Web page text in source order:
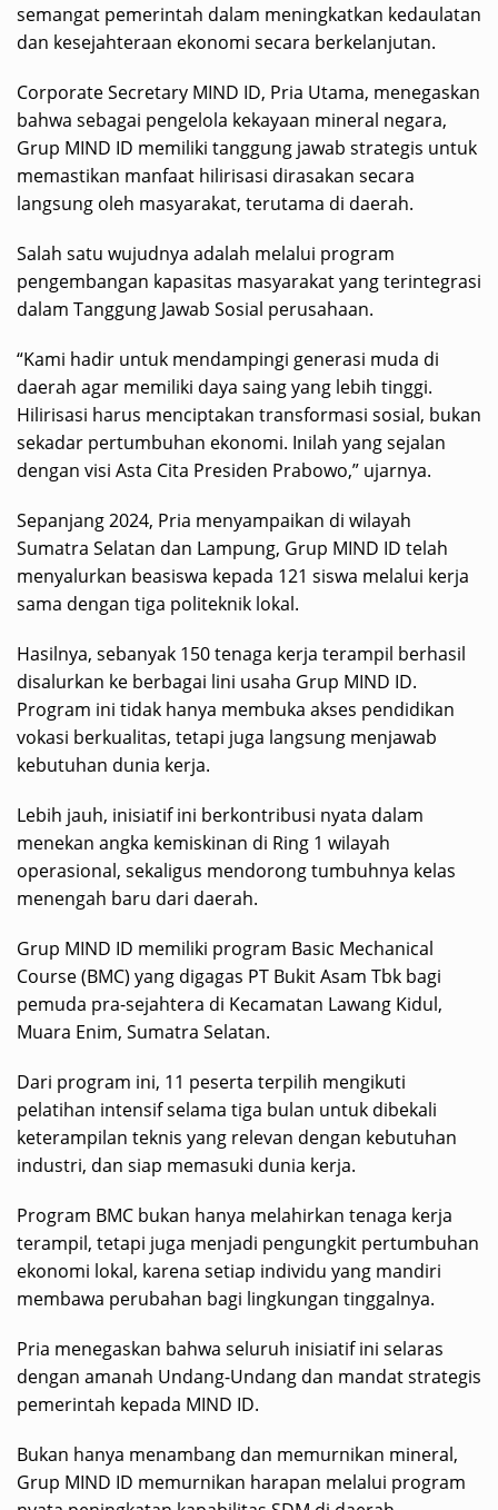
semangat pemerintah dalam meningkatkan kedaulatan
dan kesejahteraan ekonomi secara berkelanjutan.
Corporate Secretary MIND ID, Pria Utama, menegaskan
bahwa sebagai pengelola kekayaan mineral negara,
Grup MIND ID memiliki tanggung jawab strategis untuk
memastikan manfaat hilirisasi dirasakan secara
langsung oleh masyarakat, terutama di daerah.
Salah satu wujudnya adalah melalui program
pengembangan kapasitas masyarakat yang terintegrasi
dalam Tanggung Jawab Sosial perusahaan.
“Kami hadir untuk mendampingi generasi muda di
daerah agar memiliki daya saing yang lebih tinggi.
Hilirisasi harus menciptakan transformasi sosial, bukan
sekadar pertumbuhan ekonomi. Inilah yang sejalan
dengan visi Asta Cita Presiden Prabowo,” ujarnya.
Sepanjang 2024, Pria menyampaikan di wilayah
Sumatra Selatan dan Lampung, Grup MIND ID telah
menyalurkan beasiswa kepada 121 siswa melalui kerja
sama dengan tiga politeknik lokal.
Hasilnya, sebanyak 150 tenaga kerja terampil berhasil
disalurkan ke berbagai lini usaha Grup MIND ID.
Program ini tidak hanya membuka akses pendidikan
vokasi berkualitas, tetapi juga langsung menjawab
kebutuhan dunia kerja.
Lebih jauh, inisiatif ini berkontribusi nyata dalam
menekan angka kemiskinan di Ring 1 wilayah
operasional, sekaligus mendorong tumbuhnya kelas
menengah baru dari daerah.
Grup MIND ID memiliki program Basic Mechanical
Course (BMC) yang digagas PT Bukit Asam Tbk bagi
pemuda pra-sejahtera di Kecamatan Lawang Kidul,
Muara Enim, Sumatra Selatan.
Dari program ini, 11 peserta terpilih mengikuti
pelatihan intensif selama tiga bulan untuk dibekali
keterampilan teknis yang relevan dengan kebutuhan
industri, dan siap memasuki dunia kerja.
Program BMC bukan hanya melahirkan tenaga kerja
terampil, tetapi juga menjadi pengungkit pertumbuhan
ekonomi lokal, karena setiap individu yang mandiri
membawa perubahan bagi lingkungan tinggalnya.
Pria menegaskan bahwa seluruh inisiatif ini selaras
dengan amanah Undang-Undang dan mandat strategis
pemerintah kepada MIND ID.
Bukan hanya menambang dan memurnikan mineral,
Grup MIND ID memurnikan harapan melalui program